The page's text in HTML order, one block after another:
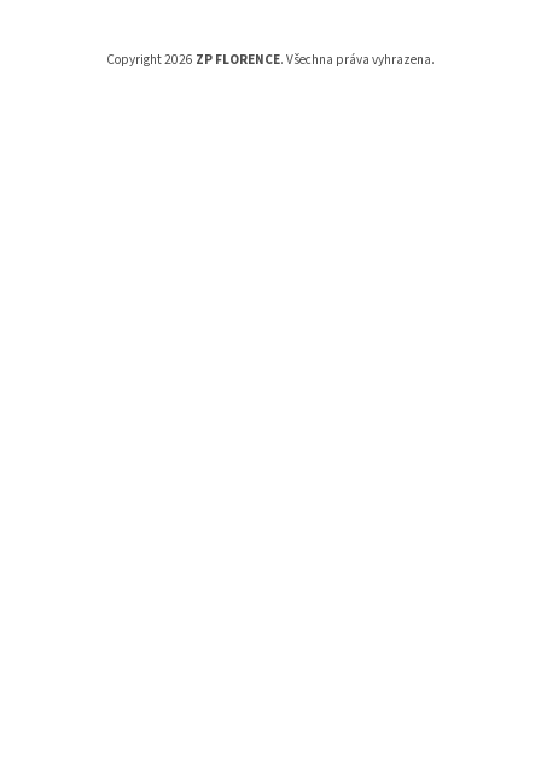
Copyright 2026 ZP FLORENCE. Všechna práva vyhrazena.